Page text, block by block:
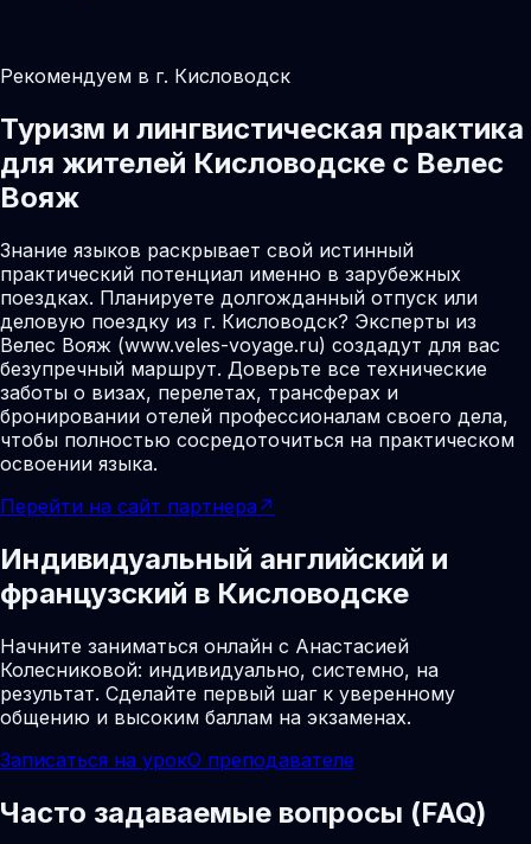
Рекомендуем в г. Кисловодск
Туризм и лингвистическая практика
для жителей Кисловодске с Велес
Вояж
Знание языков раскрывает свой истинный
практический потенциал именно в зарубежных
поездках. Планируете долгожданный отпуск или
деловую поездку из г. Кисловодск? Эксперты из
Велес Вояж (www.veles-voyage.ru) создадут для вас
безупречный маршрут. Доверьте все технические
заботы о визах, перелетах, трансферах и
бронировании отелей профессионалам своего дела,
чтобы полностью сосредоточиться на практическом
освоении языка.
Перейти на сайт партнера ↗
Индивидуальный английский и
французский в Кисловодске
Начните заниматься онлайн с Анастасией
Колесниковой: индивидуально, системно, на
результат. Сделайте первый шаг к уверенному
общению и высоким баллам на экзаменах.
Записаться на урокО преподавателе
Часто задаваемые вопросы (FAQ)